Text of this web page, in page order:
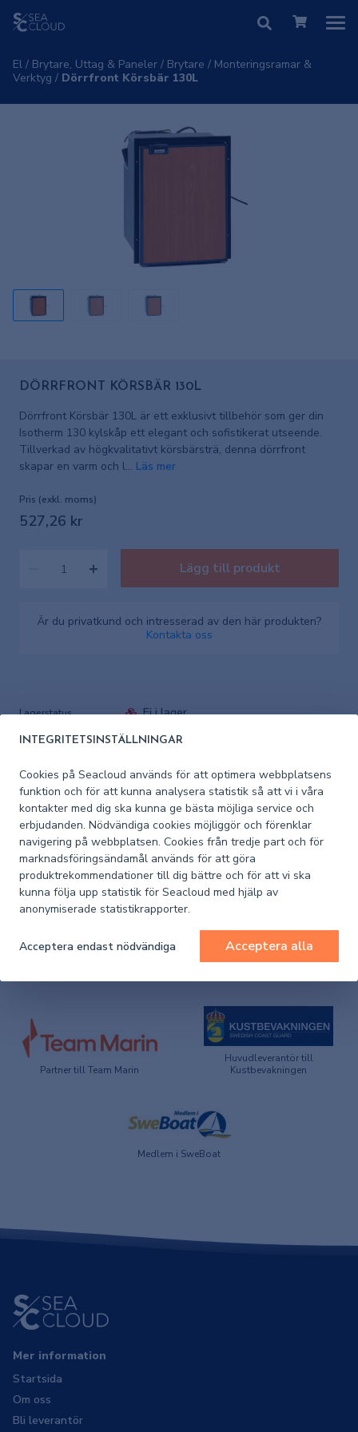
INTEGRITETSINSTÄLLNINGAR
Cookies på Seacloud används för att optimera webbplatsens
funktion och för att kunna analysera statistik så att vi i våra
kontakter med dig ska kunna ge bästa möjliga service och
erbjudanden. Nödvändiga cookies möjliggör och förenklar
navigering på webbplatsen. Cookies från tredje part och för
marknadsföringsändamål används för att göra
produktrekommendationer till dig bättre och för att vi ska
kunna följa upp statistik för Seacloud med hjälp av
anonymiserade statistikrapporter.
Acceptera endast nödvändiga Acceptera alla
El / Brytare, Uttag & Paneler / Brytare / Monteringsramar &
Verktyg / Dörrfront Körsbär 130L
DÖRRFRONT KÖRSBÄR 130L
Dörrfront Körsbär 130L är ett exklusivt tillbehör som ger din
Isotherm 130 kylskåp ett elegant och sofistikerat utseende.
Tillverkad av högkvalitativt körsbärsträ, denna dörrfront
skapar en varm och l... Läs mer
Pris (exkl. moms)
527,26 kr
Lägg till produkt
Är du privatkund och intresserad av den här produkten?
Kontakta oss
Lagerstatus Ej i lager
Artikelnummer
Seacloud
1004-1947G
PRODUKTSPECIFIKATION
Partner till Team Marin
Huvudleverantör till
Kustbevakningen
Medlem i SweBoat
Mer information
Startsida
Om oss
Bli leverantör